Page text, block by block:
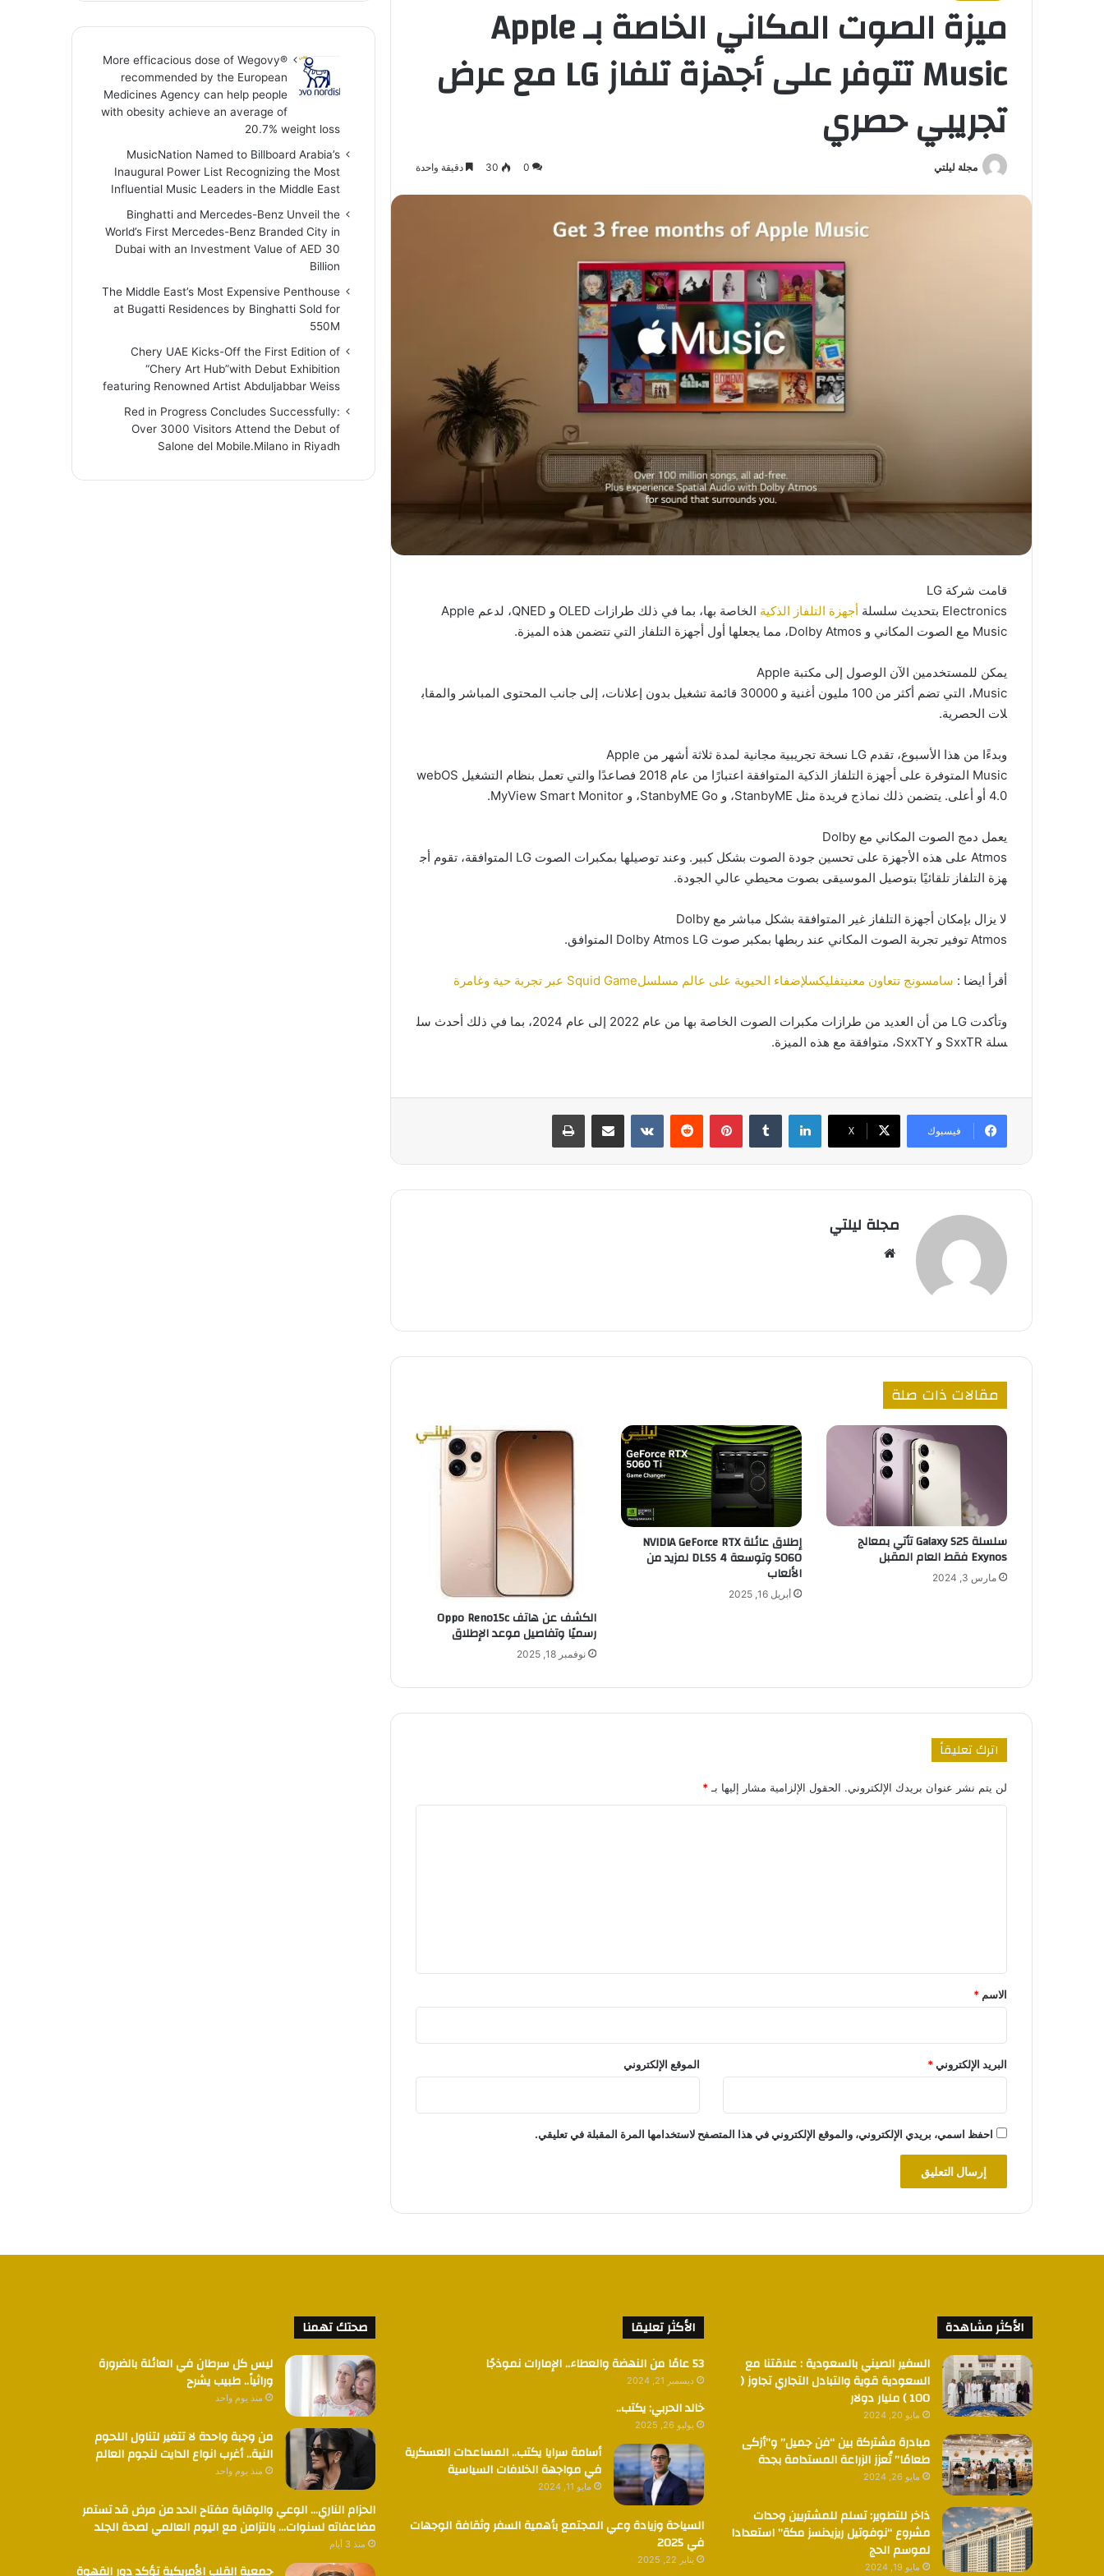
ميزة الصوت المكاني الخاصة بـ Apple
Music تتوفر على أجهزة تلفاز LG مع عرض
تجريبي حصري
مجلة ليلتي 0
30 دقيقة واحدة
قامت شركة LG
Electronics بتحديث سلسلة أجهزة التلفاز الذكية الخاصة بها، بما في ذلك طرازات و ، لدعم Apple
Music مع الصوت المكاني و ، مما يجعلها أول أجهزة التلفاز التي تتضمن هذه الميزة.
يمكن للمستخدمين الآن الوصول إلى مكتبة Apple
Music، التي تضم أكثر من مليون أغنية و قائمة تشغيل بدون إعلانات، إلى جانب المحتوى المباشر والمقاب
لات الحصرية.
وبدءًا من هذا الأسبوع، تقدم نسخة تجريبية مجانية لمدة ثلاثة أشهر من Apple
Music المتوفرة على أجهزة التلفاز الذكية المتوافقة اعتبارًا من عام فصاعدًا والتي تعمل بنظام التشغيل webOS
4.0 أو أعلى. يتضمن ذلك نماذج فريدة مثل ، و ، و
يعمل دمج الصوت المكاني مع Dolby
Atmos على هذه الأجهزة على تحسين جودة الصوت بشكل كبير . وعند توصيلها بمكبرات الصوت المتوافقة، تقوم أج
هزة التلفاز تلقائيًا بتوصيل الموسيقى بصوت محيطي عالي الجودة.
لا يزال بإمكان أجهزة التلفاز غير المتوافقة بشكل مباشر مع Dolby
Atmos توفير تجربة الصوت المكاني عند ربطها بمكبر صوت المتوافق.
أقرأ ايضا : سامسونج تتعاون معنيتفليكسلإضفاء الحيوية على عالم مسلسلSquid Game عبر تجربة حية وغامرة
وتأكدت من أن العديد من طرازات مكبرات الصوت الخاصة بها من عام إلى عام ، بما في ذلك أحدث سل
سلة
و ، متوافقة مع هذه الميزة.
فيسبوك ‫X
لينكدإن بينتيريست
مجلة ليلتي
مقالات ذات صلة
سلسلة Galaxy S25 تأتي بمعالج
Exynos فقط العام المقبل
مارس 3, 2024
إطلاق عائلة NVIDIA GeForce RTX
5060 وتوسعة DLSS 4 لمزيد من
الألعاب
أبريل 16, 2025
الكشف عن هاتف Oppo Reno15c
رسميًا وتفاصيل موعد الإطلاق
نوفمبر 18, 2025
اترك تعليقاً
لن يتم نشر عنوان بريدك الإلكتروني. الحقول الإلزامية مشار إليها بـ *
*
الاسم *
البريد الإلكتروني* الموقع الإلكتروني
احفظ اسمي، بريدي الإلكتروني، والموقع الإلكتروني في هذا المتصفح لاستخدامها المرة المقبلة في تعليقي.
More efficacious dose of Wegovy®️
recommended by the European
Medicines Agency can help people
with obesity achieve an average of
20.7% weight loss
MusicNation Named to Billboard Arabia’s
Inaugural Power List Recognizing the Most
Influential Music Leaders in the Middle East
Binghatti and Mercedes-Benz Unveil the
World’s First Mercedes-Benz Branded City in
Dubai with an Investment Value of AED 30
Billion
The Middle East’s Most Expensive Penthouse
at Bugatti Residences by Binghatti Sold for
550M
Chery UAE Kicks-Off the First Edition of
“Chery Art Hub”with Debut Exhibition
featuring Renowned Artist Abduljabbar Weiss
Red in Progress Concludes Successfully:
Over 3000 Visitors Attend the Debut of
Salone del Mobile.Milano in Riyadh
الأكثر مشاهدة
السفير الصيني بالسعودية : علاقتنا مع
السعودية قوية والتبادل التجاري تجاوز (
100 ) مليار دولار
مايو 20, 2024
مبادرة مشتركة بين “فن جميل” و”أزكى
طعامًا” تُعزز الزراعة المستدامة بجدة
مايو 26, 2024
ذاخر للتطوير: تسلم للمشتريين وحدات
مشروع “نوفوتيل ريزيدنسز مكة” استعدادا
لموسم الحج
مايو 19, 2024
الأكثر تعليقا
53 عامًا من النهضة والعطاء.. الإمارات نموذجًا
ديسمبر 21, 2024
خالد الحربي: يكتب..
يوليو 26, 2025
أسامة سرايا يكتب.. المساعدات العسكرية
في مواجهة الخلافات السياسية
مايو 11, 2024
السياحة وزيادة وعي المجتمع بأهمية السفر وثقافة الوجهات
في 2025
يناير 22, 2025
صحتك تهمنا
ليس كل سرطان في العائلة بالضرورة
وراثياً.. طبيب يشرح
منذ يوم واحد
من وجبة واحدة لا تتغير لتناول اللحوم
النية.. أغرب انواع الدايت لنجوم العالم
منذ يوم واحد
الحزام الناري… الوعي والوقاية مفتاح الحد من مرض قد تستمر
مضاعفاته لسنوات… بالتزامن مع اليوم العالمي لصحة الجلد
منذ 3 أيام